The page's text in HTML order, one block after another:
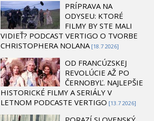
PRÍPRAVA NA
ODYSEU: KTORÉ
FILMY BY STE MALI
VIDIEŤ? PODCAST VERTIGO O TVORBE
CHRISTOPHERA NOLANA [18.7 2026]
OD FRANCÚZSKEJ
REVOLÚCIE AŽ PO
ČERNOBYĽ. NAJLEPŠIE
HISTORICKÉ FILMY A SERIÁLY V
LETNOM PODCASTE VERTIGO [13.7 2026]